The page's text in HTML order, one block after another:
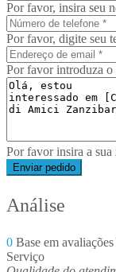
Por favor, insira seu
Por favor, digite seu
Por favor introduza o
Por favor insira a sua
Enviar pedido
Análise
0 Base em
Serviço